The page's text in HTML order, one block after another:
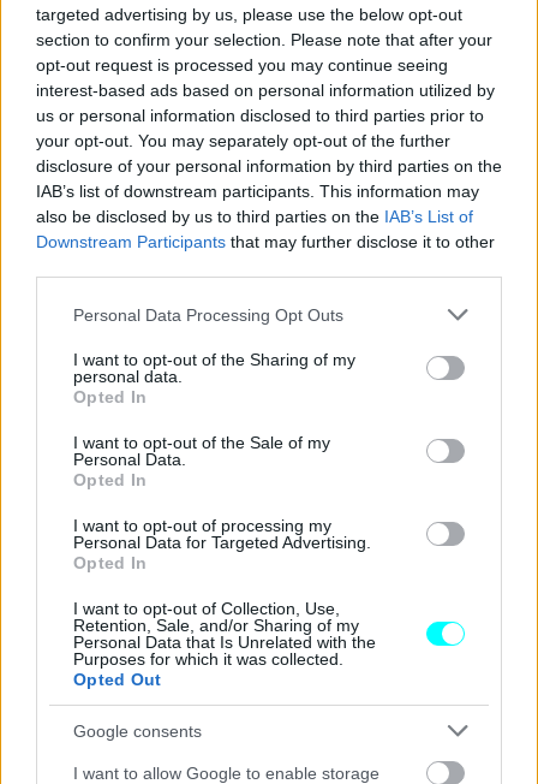
targeted advertising by us, please use the below opt-out
section to confirm your selection. Please note that after your
opt-out request is processed you may continue seeing
interest-based ads based on personal information utilized by
us or personal information disclosed to third parties prior to
your opt-out. You may separately opt-out of the further
disclosure of your personal information by third parties on the
IAB’s list of downstream participants. This information may
also be disclosed by us to third parties on the IAB’s List of
Downstream Participants that may further disclose it to other
Please note that this website/app uses one or more Google
not limited to your visit or usage behaviour. You may click to
grant or deny consent to Google and its third-party tags to
use your data for below specified purposes in below Google
consent section.
Personal Data Processing Opt Outs
I want to opt-out of the Sharing of my
personal data.
Opted In
I want to opt-out of the Sale of my
Personal Data.
Opted In
I want to opt-out of processing my
Personal Data for Targeted Advertising.
Opted In
I want to opt-out of Collection, Use,
Retention, Sale, and/or Sharing of my
Personal Data that Is Unrelated with the
Purposes for which it was collected.
Opted Out
Google consents
I want to allow Google to enable storage
Ειδικότερα, για την κίνηση του Captur διπλού καυσίμου
φροντίζει ο υπετροφοδοτούμενος τρικύλινδρος
κινητήρας των 999 κ.εκ. και τις τέσσερεις βαλβίδες ανά
κύλινδρο.Για την περίσταση, η απόδοση του συνόλου
φτάνει τους 100 ίππους (με τη χρήση LPG)και τα 160
Nm ροπής και το κιβώτιο είναι χειροκίνητο έξι σχέσεων.
Με την εξάντληση και των δύο ρεζερβουάρ η αυτονομία
του Capturμπορεί να φτάσει έως και τα 1.313
μελετημένη τοποθέτηση για τo ρεζερβουάρ του υγραερίου
δεν επηρεάζει τον χώρο αποσκευών ο οποίος παραμένει
αναλλοίωτος και με τα συρόμενα καθίσματα κυμαίνεται
από τα 422 έως τα 536 λίτρα.